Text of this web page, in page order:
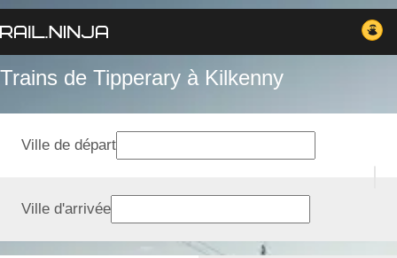
Trains de Tipperary à Kilkenny
Ville de départ
Ville d'arrivée